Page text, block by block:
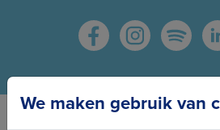
We maken gebruik van